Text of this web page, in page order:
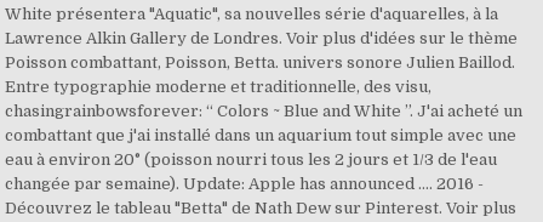
White présentera "Aquatic", sa nouvelles série d'aquarelles, à la
Lawrence Alkin Gallery de Londres. Voir plus d'idées sur le thème
Poisson combattant, Poisson, Betta. univers sonore Julien Baillod.
Entre typographie moderne et traditionnelle, des visu,
chasingrainbowsforever: “ Colors ~ Blue and White ”. J'ai acheté un
combattant que j'ai installé dans un aquarium tout simple avec une
eau à environ 20° (poisson nourri tous les 2 jours et 1/3 de l'eau
changée par semaine). Update: Apple has announced …. 2016 -
Découvrez le tableau "Betta" de Nath Dew sur Pinterest. Voir plus